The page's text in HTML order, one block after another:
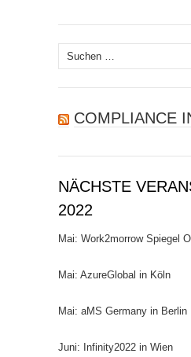
Suchen
nach:
COMPLIANCE
NÄCHSTE
2022
Mai: Work2morrow Spiegel
Mai: AzureGlobal in Köln
Mai: aMS Germany in Berlin
Juni: Infinity2022 in Wien